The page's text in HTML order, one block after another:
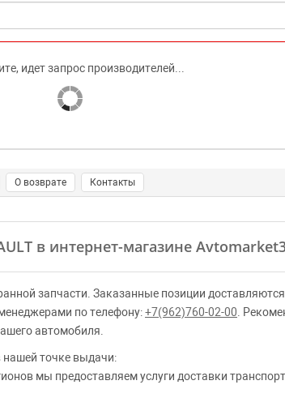
идет запрос производителей...
О возврате Контакты
в интернет-магазине
запчасти. Заказанные позиции
по телефону:+7(962)760-02-00 .
автомобиля.
нашей точке выдачи:
мы предоставляем услуги доставки